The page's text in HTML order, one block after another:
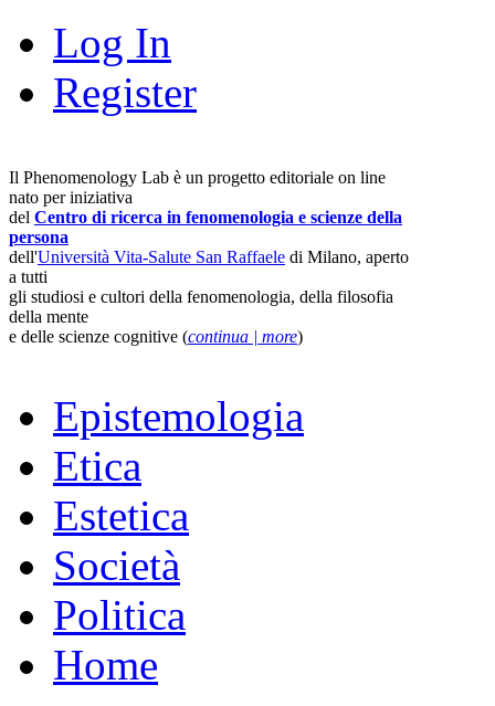
Log In
Register
Il Phenomenology Lab è un progetto editoriale on line
nato per iniziativa
del Centro di ricerca in fenomenologia e scienze della
persona
dell'Università Vita-Salute San Raffaele di Milano, aperto
a tutti
gli studiosi e cultori della fenomenologia, della filosofia
della mente
e delle scienze cognitive (continua | more)
Epistemologia
Etica
Estetica
Società
Politica
Home